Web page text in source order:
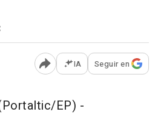
Abrir opciones para
IA Seguir en
EP) -